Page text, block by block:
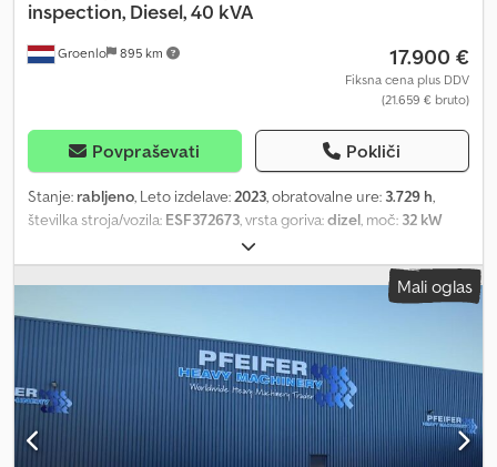
Groenlo 895 km
inspection, Diesel, 40 kVA
17.900 €
Fiksna cena plus DDV
(21.659 € bruto)
Povpraševati Pokliči
Stanje: rabljeno, Leto izdelave: 2023, obratovalne ure: 3.729 h,
številka stroja/vozila: ESF372673 , vrsta goriva:dizel , moč: 32 kW
, proizvajalec motorjev:Kubota
Gradbeništvo Lastna teža: 1.039 kg Cjdpeza Rxvofx Ahbeha Moč
generatorja: 40 kVA Dimenzije tovornega prostora: 245 x 110 x 148
Mali oglas